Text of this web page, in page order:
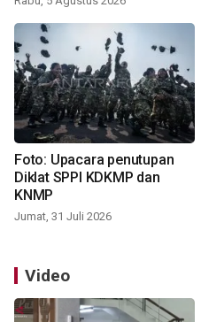
Foto: Upacara penutupan
Diklat SPPI KDKMP dan
KNMP
Jumat, 31 Juli 2026
Video